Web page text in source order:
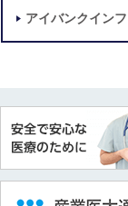
アイバンクイン